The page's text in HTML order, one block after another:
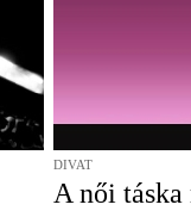
DIVAT
A női